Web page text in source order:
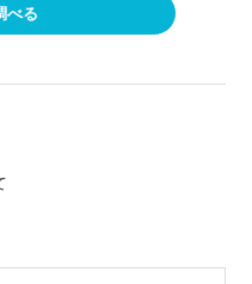
べる